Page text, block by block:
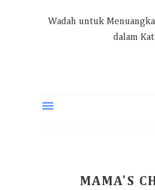
Wadah untuk
dalam
MAMA'S